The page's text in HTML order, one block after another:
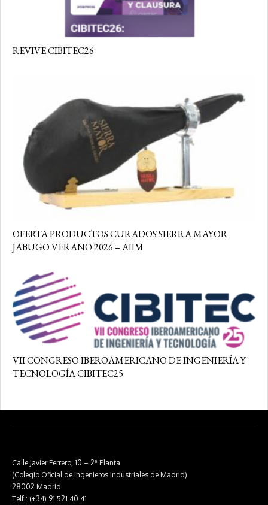
REVIVE CIBITEC26
OFERTA PRODUCTOS CURADOS SIERRA MAYOR
JABUGO VERANO 2026 – AIIM
VII CONGRESO IBEROAMERICANO DE INGENIERÍA Y
TECNOLOGÍA CIBITEC25
Calle Javier Ferrero, 10 – 2ª Planta
(Colegio Oficial de Ingenieros Industriales de Madrid)
28002 Madrid.
Telf.: (+34) 91 521 40 41